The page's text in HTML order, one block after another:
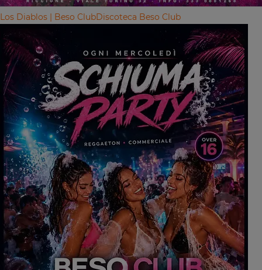
Los Diablos | Beso ClubDiscoteca Beso Club